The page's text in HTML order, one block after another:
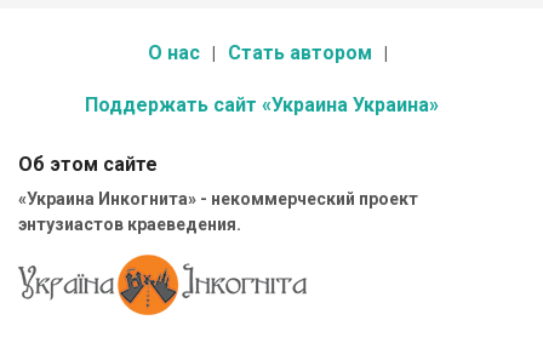
О нас Стать автором
Поддержать сайт «Украина Украина»
Об этом сайте
«Украина Инкогнита» - некоммерческий проект
энтузиастов краеведения.